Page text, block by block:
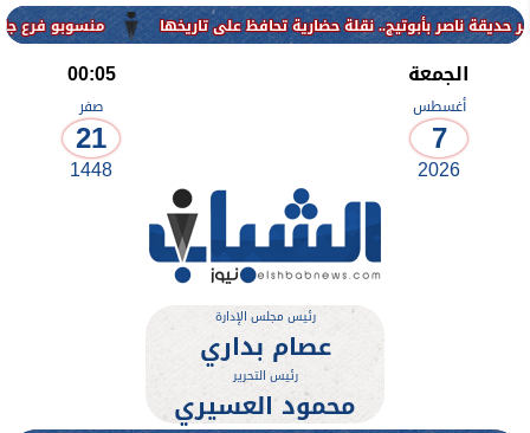
منسوبو فرع جامعة الأزهر
الجمعة
أغسطس
7
2026
00:05
صفر
21
1448
رئيس مجلس الإدارة
عصام بداري
رئيس التحرير
محمود العسيري